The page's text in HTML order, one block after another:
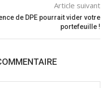
Article suivant
de DPE pourrait vider votre
portefeuille !